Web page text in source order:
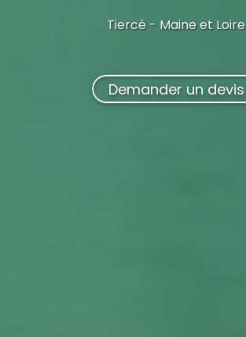
Tiercé - Maine et Loire
Demander un devis